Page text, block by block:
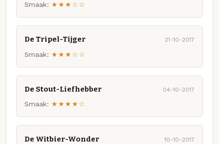
Smaak: ★★★☆☆
De Tripel-Tijger 21-10-2017
Smaak: ★★★☆☆
De Stout-Liefhebber 04-10-2017
Smaak: ★★★★☆
De Witbier-Wonder 10-10-2017